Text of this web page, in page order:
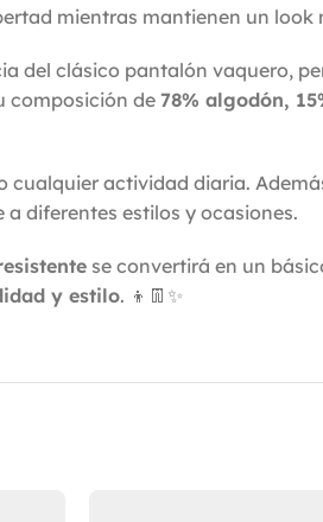
mientras mantienen un look
del clásico pantalón vaquero,
composición de 78% algodón,
cualquier actividad diaria.
diferentes estilos y ocasiones.
se convertirá en un
y estilo. 👦👖✨